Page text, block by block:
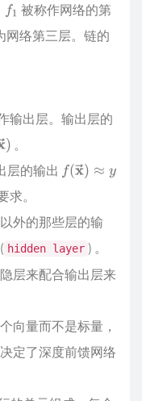
被称作网络的第
网络第三层。链的
输出层。输出层的
。
层的输出
求。
外的那些层的输
hidden layer ) 。
层来配合输出层来
向量而不是标量，
定了深度前馈网络